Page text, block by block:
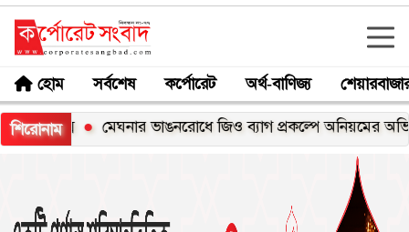
হোম সর্বশেষ কর্পোরেট অর্থ-বাণিজ্য
শিরোনামমেঘনার ভাঙনরোধে জিও ব্যাগ প্রকল্পে অনিয়মের অভিযোগ,